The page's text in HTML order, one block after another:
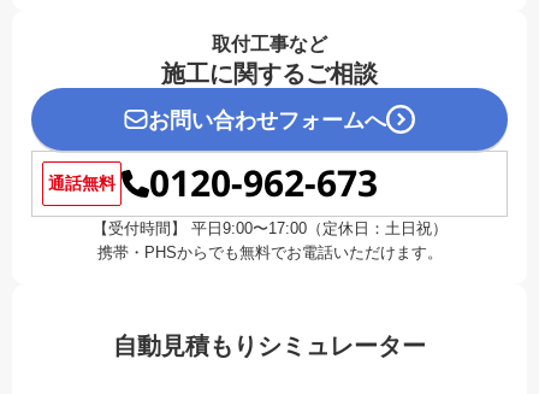
取付工事など
施工に関するご相談
お問い合わせフォームへ
通話無料 0120-962-673
【受付時間】 平日9:00〜17:00（定休日：土日祝）
携帯・PHSからでも無料でお電話いただけます。
自動見積もりシミュレーター